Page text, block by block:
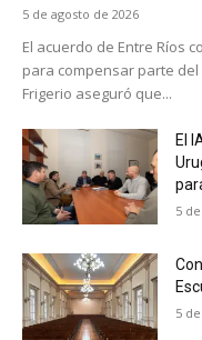
5 de agosto de 2026
El acuerdo de Entre Ríos
para compensar parte del
Frigerio aseguró que...
El
5
5